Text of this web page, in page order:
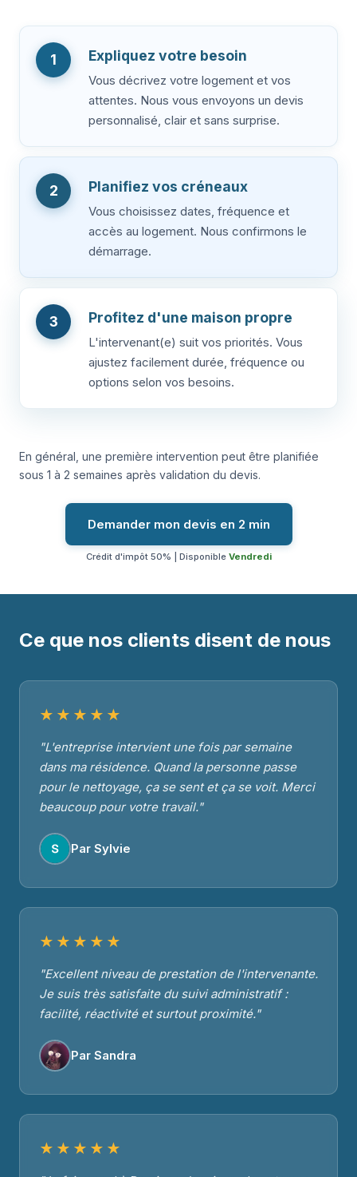
1 Expliquez votre besoin
Vous décrivez votre logement et vos
attentes. Nous vous envoyons un devis
personnalisé, clair et sans surprise.
2 Planifiez vos créneaux
Vous choisissez dates, fréquence et
accès au logement. Nous confirmons le
démarrage.
3 Profitez d'une maison propre
L'intervenant(e) suit vos priorités. Vous
ajustez facilement durée, fréquence ou
options selon vos besoins.
En général, une première intervention peut être planifiée
sous 1 à 2 semaines après validation du devis.
Demander mon devis en 2 min
Crédit d'impôt 50% | Disponible Vendredi
Ce que nos clients disent de nous
★★★★★
"L'entreprise intervient une fois par semaine
dans ma résidence. Quand la personne passe
pour le nettoyage, ça se sent et ça se voit. Merci
beaucoup pour votre travail."
Par Sylvie
★★★★★
"Excellent niveau de prestation de l'intervenante.
Je suis très satisfaite du suivi administratif :
facilité, réactivité et surtout proximité."
Par Sandra
★★★★★